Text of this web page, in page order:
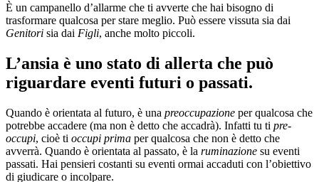
È un campanello d’allarme che ti avverte che hai bisogno di
trasformare qualcosa per stare meglio. Può essere vissuta sia dai
Genitori sia dai Figli, anche molto piccoli.
L’ansia è uno stato di allerta che può
riguardare eventi futuri o passati.
Quando è orientata al futuro, è una preoccupazione per qualcosa che
potrebbe accadere (ma non è detto che accadrà). Infatti tu ti pre-
occupi, cioè ti occupi prima per qualcosa che non è detto che
avverrà. Quando è orientata al passato, è la ruminazione su eventi
passati. Hai pensieri costanti su eventi ormai accaduti con l’obiettivo
di giudicare o incolpare.